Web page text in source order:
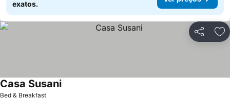
exatos.
Partilhar
Bed & Breakfast
Casa Susani